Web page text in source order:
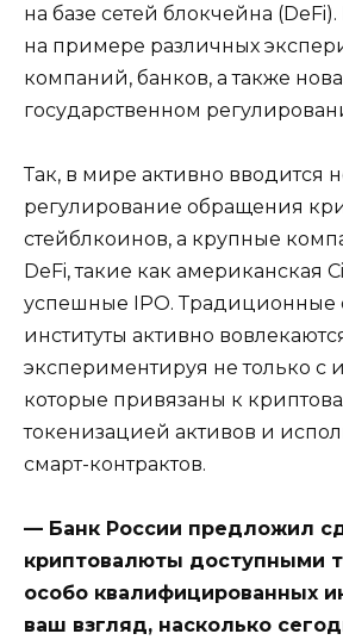
на базе сетей блокчейна
на примере различных
компаний, банков, а также
государственном
Так, в мире активно вводится
регулирование обращения
стейблкоинов, а крупные
DeFi, такие как американская
успешные IPO. Традиционные
институты активно
экспериментируя не только с
которые привязаны к
токенизацией активов и
смарт-контрактов.
— Банк России предложил
криптовалюты доступными
особо квалифицированных
ваш взгляд, насколько